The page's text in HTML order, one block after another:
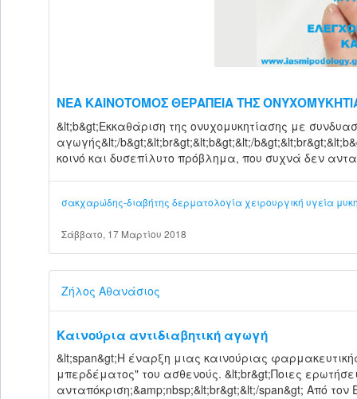
ΝΕΑ ΚΑΙΝΟΤΟΜΟΣ ΘΕΡΑΠΕΙΑ ΤΗΣ
&lt;b&gt;Εκκαθάριση της ονυχομυκητίασης με
αγωγής&lt;/b&gt;&lt;br&gt;&lt;b&gt;&lt;/
κοινό και δυσεπίλυτο πρόβλημα, που συχνά δεν
σακχαρώδης-διαβήτης δερματολογία χειρουργική υγεία
Σάββατο, 17 Μαρτίου 2018
Ζήλος Αθανάσιος
Καινούρια αντιδιαβητική αγωγή
&lt;span&gt;Η έναρξη μιας καινούριας
μπερδέματος" του ασθενούς. &lt;br&gt;Ποιες
ανταπόκριση;&amp;nbsp;&lt;br&gt;&lt;/span&gt; Από τον